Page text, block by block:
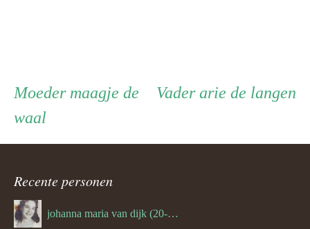
Persoon
ouder
navigatie
VaderVader
arie de langen
Moeder Moeder
maagje de
waal
Recente personen
johanna maria van dijk (20-07-1939)